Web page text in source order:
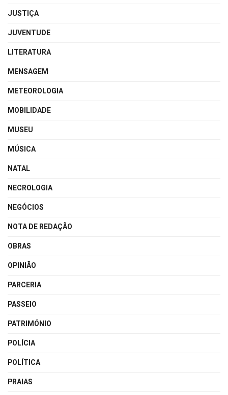
JUSTIÇA
JUVENTUDE
LITERATURA
MENSAGEM
METEOROLOGIA
MOBILIDADE
MUSEU
MÚSICA
NATAL
NECROLOGIA
NEGÓCIOS
NOTA DE REDAÇÃO
OBRAS
OPINIÃO
PARCERIA
PASSEIO
PATRIMÓNIO
POLÍCIA
POLÍTICA
PRAIAS